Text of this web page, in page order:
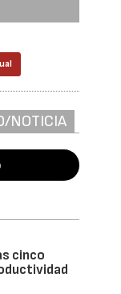
NOTICIA
cinco